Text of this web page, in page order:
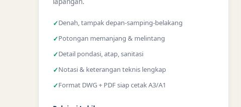
Denah, tampak depan-samping-belakang
Potongan memanjang & melintang
Detail pondasi, atap, sanitasi
Notasi & keterangan teknis lengkap
Format DWG + PDF siap cetak A3/A1